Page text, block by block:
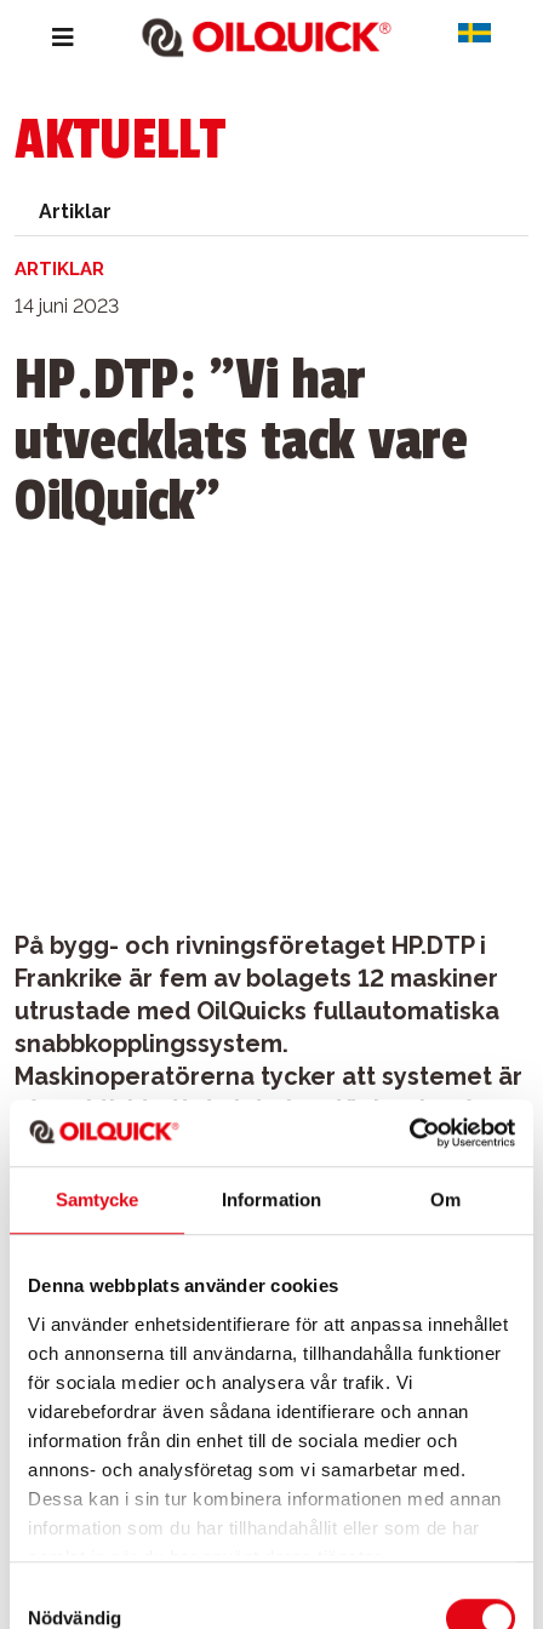
Samtycke Information Om
Denna webbplats använder cookies
Vi använder enhetsidentifierare för att anpassa innehållet
och annonserna till användarna, tillhandahålla funktioner
för sociala medier och analysera vår trafik. Vi
vidarebefordrar även sådana identifierare och annan
information från din enhet till de sociala medier och
annons- och analysföretag som vi samarbetar med.
Dessa kan i sin tur kombinera informationen med annan
information som du har tillhandahållit eller som de har
samlat in när du har använt deras tjänster.
Nödvändig
AKTUELLT
Artiklar
ARTIKLAR
14 juni 2023
HP.DTP: ”Vi har
utvecklats tack vare
OilQuick”
På bygg- och rivningsföretaget HP.DTP i
Frankrike är fem av bolagets 12 maskiner
utrustade med OilQuicks fullautomatiska
snabbkopplingssystem.
Maskinoperatörerna tycker att systemet är
så praktiskt att de inte kan tänka sig någon
annan lösning.
– OilQuicks system gör att vi kan byta redskap 40 till 50
kunde ta upp till fem minuter. Nu byter vi hydrauliska
redskap på några sekunder inifrån hytten, vilket gör att vi
kan använda det redskap som passar bäst i varje läge.
Genom att alltid använda rätt redskap minskar även
slitaget på utrustningen, säger Emerick Pluchet, som är
HP.DTP:s förman sedan 2012.
Även operatörernas knän och fotleder skonas eftersom
de inte behöver gå ur maskinen för att byta redskap.
– Våra maskinoperatörer tycker att OilQuick är så
praktiskt att de aldrig vill använda något annat system,